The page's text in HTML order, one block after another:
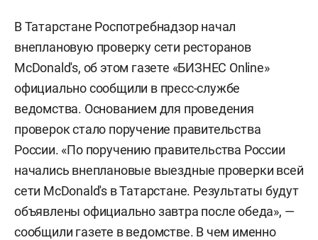
В Татарстане Роспотребнадзор начал
внеплановую проверку сети ресторанов
МсDonald's, об этом газете «БИЗНЕС Online»
официально сообщили в пресс-службе
ведомства. Основанием для проведения
проверок стало поручение правительства
России. «По поручению правительства России
начались внеплановые выездные проверки всей
сети МсDonald's в Татарстане. Результаты будут
объявлены официально завтра после обеда», —
сообщили газете в ведомстве. В чем именно